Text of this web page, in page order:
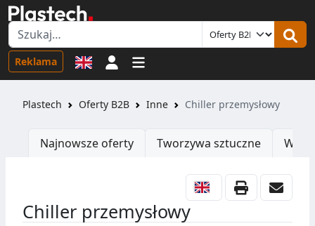
Reklama Logowanie
Plastech Oferty B2B Inne Chiller przemysłowy
Najnowsze oferty Tworzywa sztuczne
Chiller przemysłowy